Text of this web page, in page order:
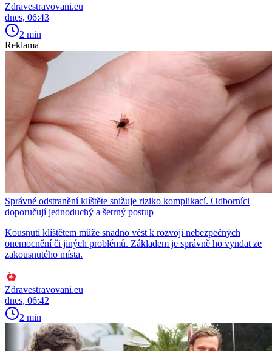
Zdravestravovani.eu
dnes, 06:43
2 min
Reklama
Správné odstranění klíštěte snižuje riziko komplikací. Odborníci
doporučují jednoduchý a šetrný postup
Kousnutí klíštětem může snadno vést k rozvoji nebezpečných
onemocnění či jiných problémů. Základem je správně ho vyndat ze
zakousnutého místa.
Zdravestravovani.eu
dnes, 06:42
2 min